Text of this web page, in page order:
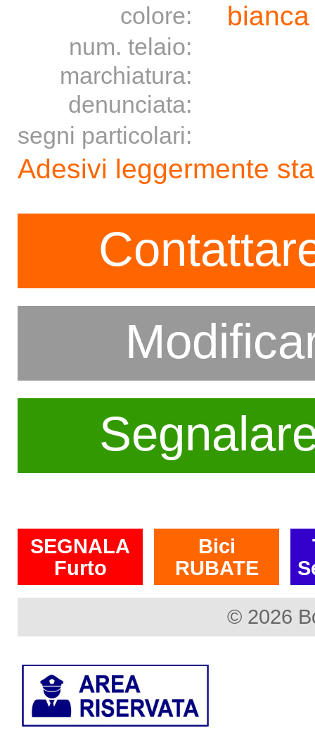
colore:
num. telaio:
marchiatura:
denunciata:
segni particolari:
Adesivi leggermente
SEGNALA
Furto
Bici
RUBATE
© 2026